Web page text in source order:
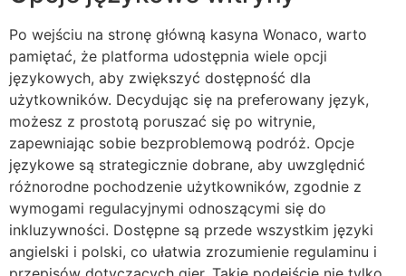
Po wejściu na stronę główną kasyna Wonaco, warto
pamiętać, że platforma udostępnia wiele opcji
językowych, aby zwiększyć dostępność dla
użytkowników. Decydując się na preferowany język,
możesz z prostotą poruszać się po witrynie,
zapewniając sobie bezproblemową podróż. Opcje
językowe są strategicznie dobrane, aby uwzględnić
różnorodne pochodzenie użytkowników, zgodnie z
wymogami regulacyjnymi odnoszącymi się do
inkluzywności. Dostępne są przede wszystkim języki
angielski i polski, co ułatwia zrozumienie regulaminu i